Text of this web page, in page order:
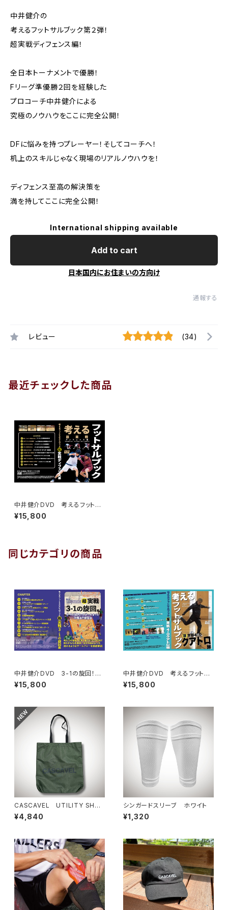
中井健介の
考えるフットサルブック第２弾！
超実戦ディフェンス編！
全日本トーナメントで優勝！
Fリーグ準優勝２回を経験した
プロコーチ中井健介による
究極のノウハウをここに完全公開！
DFに悩みを持つプレーヤー！そしてコーチへ！
机上のスキルじゃなく現場のリアルノウハウを！
ディフェンス至高の解決策を
満を持してここに完全公開！
International shipping available
Add to cart
日本国内にお住まいの方向け
通報する
レビュー (34)
最近チェックした商品
中井健介DVD 考えるフットサ
ルブック：超実戦ディフェンス編
徹底解説！
¥15,800
同じカテゴリの商品
中井健介DVD 3-1の旋回！徹
底解説！
¥15,800
中井健介DVD 考えるフットサ
ルブック：4-0 クアトロ徹底解
説！
¥15,800
CASCAVEL UTILITY SHO
ULDER TOTE オリーブ
¥4,840
シンガードスリーブ ホワイト
¥1,320